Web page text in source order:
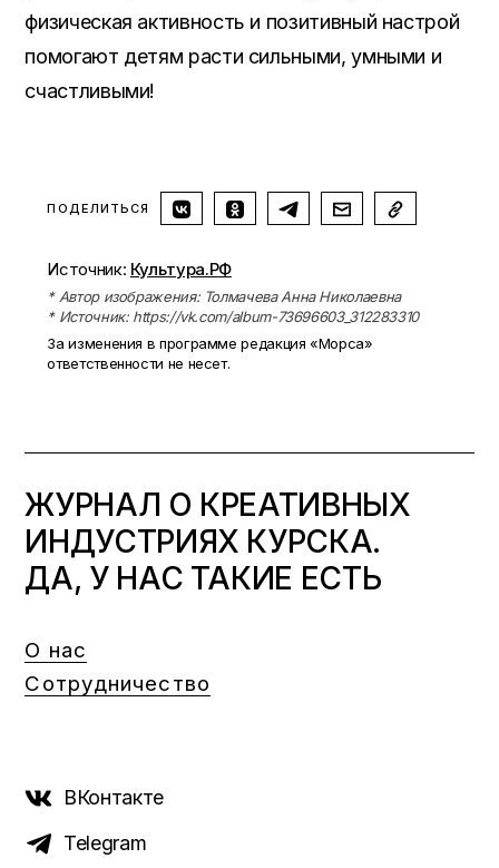
физическая активность и позитивный настрой
помогают детям расти сильными, умными и
счастливыми!
ПОДЕЛИТЬСЯ
Источник: Культура.РФ
* Автор изображения: Толмачева Анна Николаевна
* Источник: https://vk.com/album-73696603_312283310
За изменения в программе редакция «Морса»
ответственности не несет.
ЖУРНАЛ О КРЕАТИВНЫХ
ИНДУСТРИЯХ КУРСКА.
ДА, У НАС ТАКИЕ ЕСТЬ
О нас
Сотрудничество
ВКонтакте
Telegram